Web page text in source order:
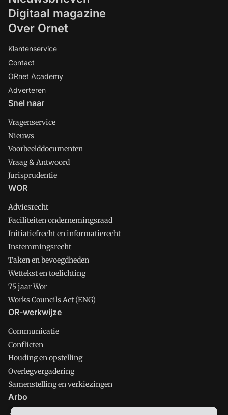
Digitaal magazine
Over Ornet
Klantenservice
Contact
ORnet Academy
Adverteren
Snel naar
Vragenservice
Nieuws
Voorbeelddocumenten
Vraag & Antwoord
Jurisprudentie
WOR
Adviesrecht
Faciliteiten ondernemingsraad
Initiatiefrecht en informatierecht
Instemmingsrecht
Taken en bevoegdheden
Wettekst en toelichting
75 jaar Wor
Works Councils Act (ENG)
OR-werkwijze
Communicatie
Conflicten
Houding en opstelling
Overlegvergadering
Samenstelling en verkiezingen
Arbo